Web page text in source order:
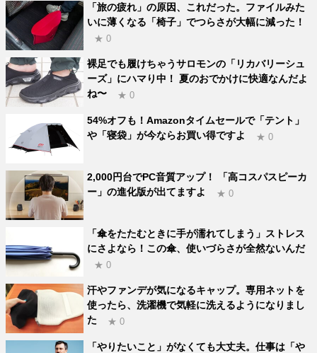
「旅の疲れ」の原因、これだった。ファイルみた
いに薄くなる「椅子」でつらさが大幅に減った！
★ 0
裸足でも履けちゃうサロモンの「リカバリーシュ
ーズ」にハマり中！ 夏のおでかけに快適なんだよ
ね〜
★ 0
54%オフも！Amazonタイムセールで「テント」
や「寝袋」が今ならお買い得ですよ
★ 0
2,000円台でPC音質アップ！ 「高コスパスピーカ
ー」の進化版が出てますよ
★ 0
「傘をたたむときに手が濡れてしまう」ストレス
にさよなら！この傘、使いづらさが全然ないんだ
★ 0
汗やファンデが気になるキャップ。専用ネットを
使ったら、洗濯機で気軽に洗えるようになりまし
た
★ 0
「やりたいこと」がなくても大丈夫。仕事は「や